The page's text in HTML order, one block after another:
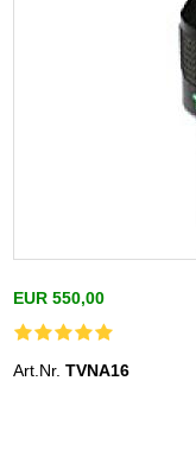
EUR 550,00
Art.Nr.TVNA16